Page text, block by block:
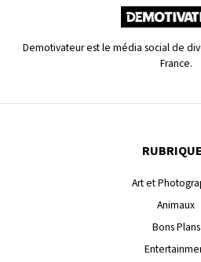
Demotivateur est le média social de
France.
Art et
Animaux
Bons Plans